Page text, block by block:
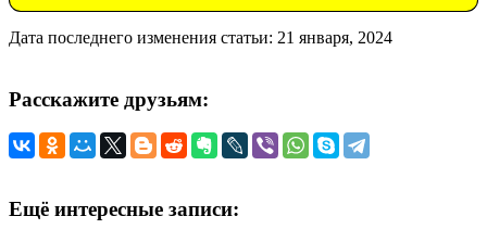
Дата последнего изменения статьи: 21 января, 2024
Расскажите друзьям:
Ещё интересные записи: